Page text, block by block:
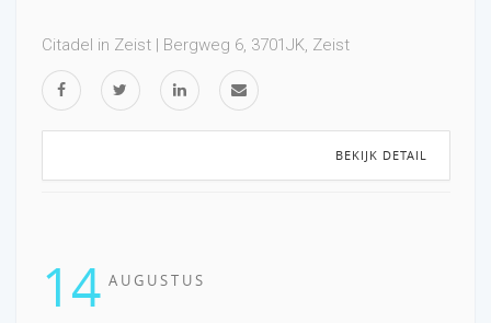
Citadel in Zeist | Bergweg 6, 3701JK, Zeist
BEKIJK DETAIL
14 AUGUSTUS